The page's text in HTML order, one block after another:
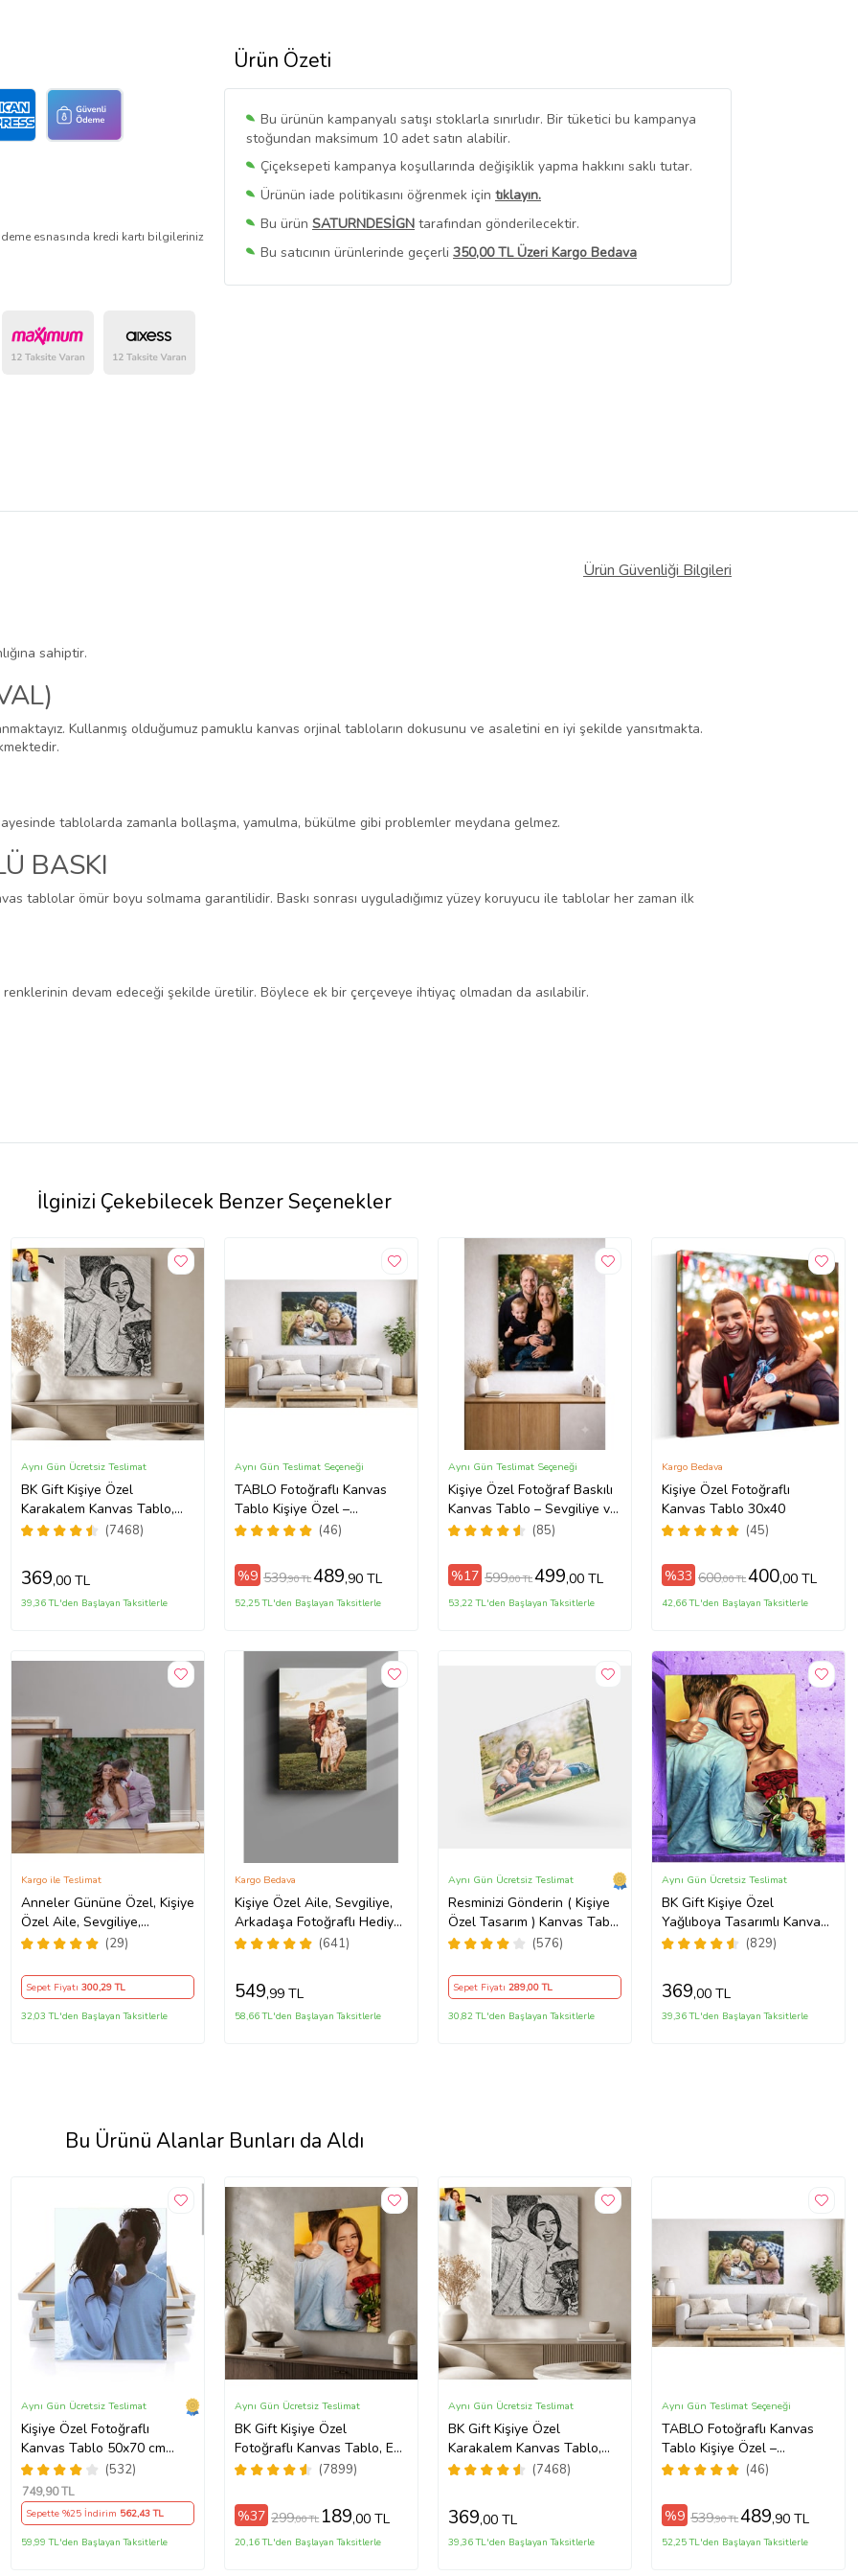
Ürün Özeti
Bu ürünün kampanyalı satışı stoklarla sınırlıdır. Bir tüketici bu kampanya
stoğundan maksimum 10 adet satın alabilir.
Çiçeksepeti kampanya koşullarında değişiklik yapma hakkını saklı tutar.
Ürünün iade politikasını öğrenmek için tıklayın.
Bu ürün SATURNDESİGN tarafından gönderilecektir.
Bu satıcının ürünlerinde geçerli 350,00 TL Üzeri Kargo Bedava
Bu SatıcınınTüm Ürünlerini Görüntüle
esnasında kredi kartı bilgileriniz
Ürün Güvenliği Bilgileri
sahiptir.
Kullanmış olduğumuz pamuklu kanvas orjinal tabloların dokusunu ve asaletini en iyi şekilde yansıtmakta.
tablolarda zamanla bollaşma, yamulma, bükülme gibi problemler meydana gelmez.
BASKI
tablolar ömür boyu solmama garantilidir. Baskı sonrası uyguladığımız yüzey koruyucu ile tablolar her zaman ilk
renklerinin devam edeceği şekilde üretilir. Böylece ek bir çerçeveye ihtiyaç olmadan da asılabilir.
İlginizi Çekebilecek Benzer Seçenekler
BK Gift Kişiye Özel
Karakalem Kanvas Tablo,
Sevgiliye Hediye, Ev
(7468)
Aynı Gün Ücretsiz Teslimat
369,00 TL
39,36 TL'den Başlayan Taksitlerle
TABLO Fotoğraflı Kanvas
Tablo Kişiye Özel –
Dekoratif Duvar Tablosu
(46)
Aynı Gün Teslimat Seçeneği
%9 539,90 TL489,90 TL
52,25 TL'den Başlayan Taksitlerle
Kişiye Özel Fotoğraf Baskılı
Kanvas Tablo – Sevgiliye ve
Aileye Özel Hediye
(85)
Aynı Gün Teslimat Seçeneği
%17 599,00 TL499,00 TL
53,22 TL'den Başlayan Taksitlerle
Kişiye Özel Fotoğraflı
Kanvas Tablo 30x40
(45)
Kargo Bedava
%33 600,00 TL400,00 TL
42,66 TL'den Başlayan Taksitlerle
Anneler Gününe Özel, Kişiye
Özel Aile, Sevgiliye,
Arkadaşa Fotoğraflı Hediye
(29)
Kargo ile Teslimat
Sepet Fiyatı 300,29 TL
32,03 TL'den Başlayan Taksitlerle
Kişiye Özel Aile, Sevgiliye,
Arkadaşa Fotoğraflı Hediye
Kanvas Tablo (641)
Kargo Bedava
549,99 TL
58,66 TL'den Başlayan Taksitlerle
Resminizi Gönderin ( Kişiye
Özel Tasarım ) Kanvas Tablo
Yapalım.
(576)
Aynı Gün Ücretsiz Teslimat
Sepet Fiyatı289,00 TL
30,82 TL'den Başlayan Taksitlerle
BK Gift Kişiye Özel
Yağlıboya Tasarımlı Kanvas
Tablo, Sevgiliye Hediye,
Günü Hediyesi, Ev Hediyesi
(829)
Aynı Gün Ücretsiz Teslimat
369,00 TL
39,36 TL'den Başlayan Taksitlerle
Bu Ürünü Alanlar Bunları da Aldı
Kişiye Özel Fotoğraflı
Kanvas Tablo 50x70 cm
Büyük Boy 70/100 cm Duvar
Tablosu – Sevgiliye & Aileye
Anlamlı Hediye , Babaya
Hediye
(532)
Aynı Gün Ücretsiz Teslimat
749,90 TL
Sepette %25 İndirim 562,43 TL
59,99 TL'den Başlayan Taksitlerle
BK Gift Kişiye Özel
Fotoğraflı Kanvas Tablo, Ev
Hediyesi, Sevgiliye Hediye,
(7899)
Aynı Gün Ücretsiz Teslimat
%37 299,00 TL 189,00 TL
20,16 TL'den Başlayan Taksitlerle
BK Gift Kişiye Özel
Karakalem Kanvas Tablo,
Sevgiliye Hediye, Ev
(7468)
Aynı Gün Ücretsiz Teslimat
369,00 TL
39,36 TL'den Başlayan Taksitlerle
TABLO Fotoğraflı Kanvas
Tablo Kişiye Özel –
Dekoratif Duvar Tablosu
(46)
Aynı Gün Teslimat Seçeneği
%9 539,90 TL489,90 TL
52,25 TL'den Başlayan Taksitlerle